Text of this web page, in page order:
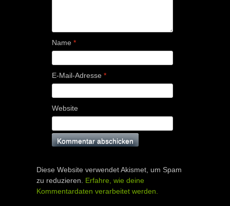
Name *
E-Mail-Adresse *
Website
Diese Website verwendet Akismet, um Spam
zu reduzieren. Erfahre, wie deine
Kommentardaten verarbeitet werden.